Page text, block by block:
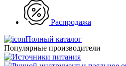
Распродажа
Полный каталог
Популярные производители